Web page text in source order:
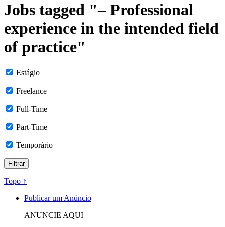
Jobs tagged "– Professional
experience in the intended field
of practice"
Estágio
Freelance
Full-Time
Part-Time
Temporário
Topo ↑
Publicar um Anúncio
ANUNCIE AQUI